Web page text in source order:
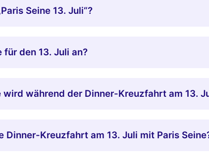
Seine 13. Juli“?
für den 13. Juli an?
wird während der Dinner-Kreuzfahrt am 13.
Dinner-Kreuzfahrt am 13. Juli mit Paris